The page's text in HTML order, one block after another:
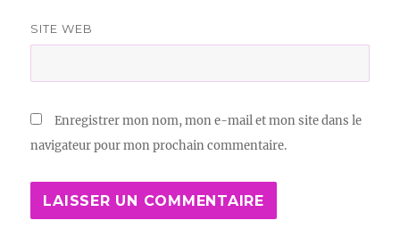
SITE WEB
Enregistrer mon nom, mon e-mail et mon site dans le
navigateur pour mon prochain commentaire.